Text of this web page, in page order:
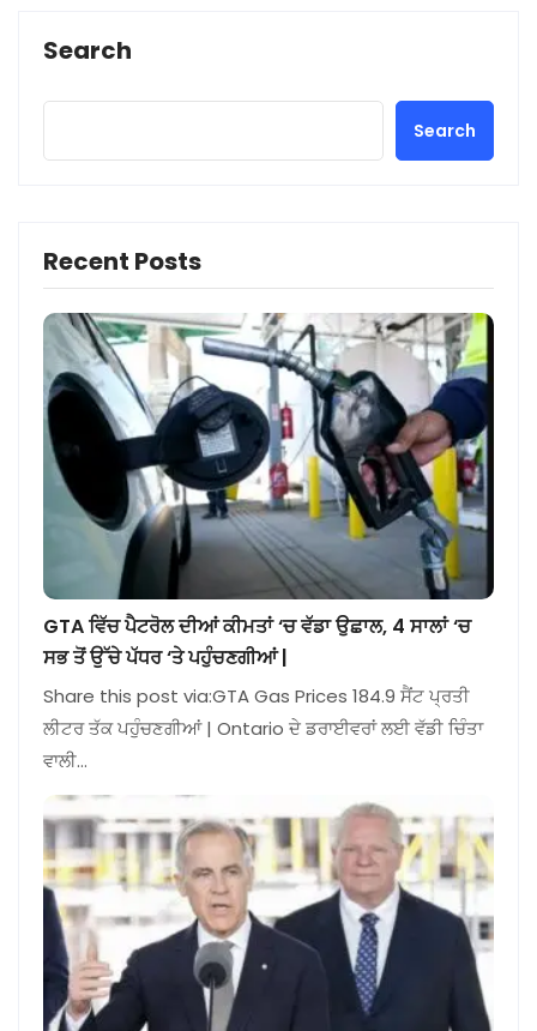
Search
Search
Recent Posts
GTA ਵਿੱਚ ਪੈਟਰੋਲ ਦੀਆਂ ਕੀਮਤਾਂ ‘ਚ ਵੱਡਾ ਉਛਾਲ, 4 ਸਾਲਾਂ ‘ਚ
ਸਭ ਤੋਂ ਉੱਚੇ ਪੱਧਰ ‘ਤੇ ਪਹੁੰਚਣਗੀਆਂ |
Share this post via:GTA Gas Prices 184.9 ਸੈਂਟ ਪ੍ਰਤੀ
ਲੀਟਰ ਤੱਕ ਪਹੁੰਚਣਗੀਆਂ | Ontario ਦੇ ਡਰਾਈਵਰਾਂ ਲਈ ਵੱਡੀ ਚਿੰਤਾ
ਵਾਲੀ…